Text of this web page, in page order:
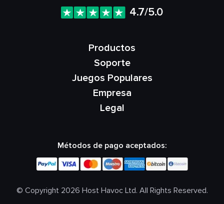
4.7/5.0
Productos
Soporte
Juegos Populares
Empresa
Legal
Métodos de pago aceptados:
© Copyright 2026 Host Havoc Ltd. All Rights Reserved.